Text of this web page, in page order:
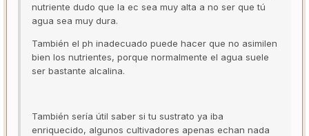
nutriente dudo que la ec sea muy alta a no ser que tú
agua sea muy dura.
También el ph inadecuado puede hacer que no asimilen
bien los nutrientes, porque normalmente el agua suele
ser bastante alcalina.
También sería útil saber si tu sustrato ya iba
enriquecido, algunos cultivadores apenas echan nada